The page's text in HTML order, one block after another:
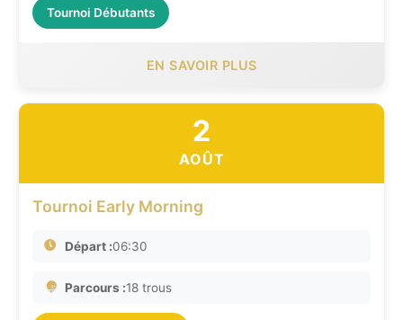
Tournoi Débutants
EN SAVOIR PLUS
2
AOÛT
Tournoi Early Morning
Départ :06:30
Parcours :18 trous